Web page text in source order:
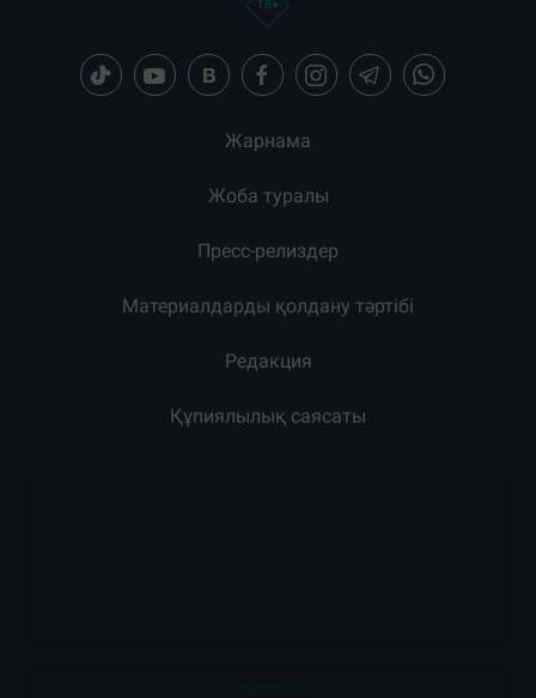
Жарнама
Жоба туралы
Пресс-релиздер
Материалдарды қолдану тәртібі
Редакция
Құпиялылық саясаты